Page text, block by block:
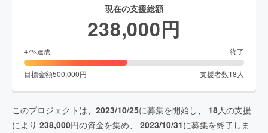
現在の支援総額
238,000円
47%達成 終了
目標金額500,000円 支援者数18 人
このプロジェクトは、 2023/10/25に募集を開始し、 18人の支援
により 238,000円の資金を集め、 2023/10/31に募集を終了しま